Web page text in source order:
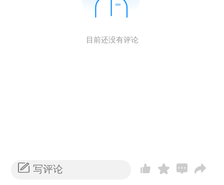
目前还没有评论